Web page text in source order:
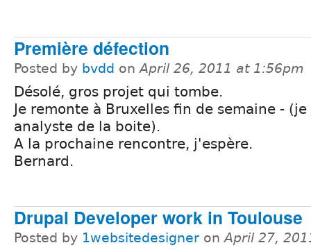
Première défection
Posted by bvdd onApril 26, 2011 at 1:56pm
Désolé, gros projet qui tombe.
Je remonte à Bruxelles fin de semaine -
analyste de la boite).
A la prochaine rencontre, j'espère.
Bernard.
Drupal Developer work in Toulouse
Posted by 1websitedesigner onApril 27,